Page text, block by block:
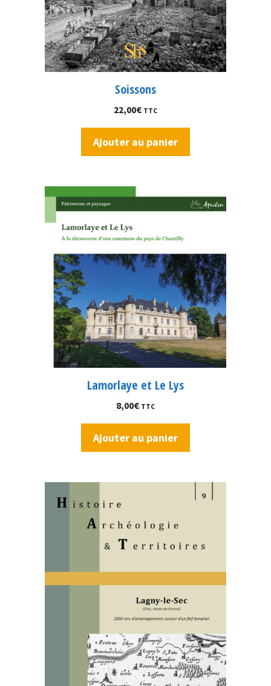
Soissons
22,00€ TTC
Ajouter au panier
Lamorlaye et Le Lys
8,00€ TTC
Ajouter au panier